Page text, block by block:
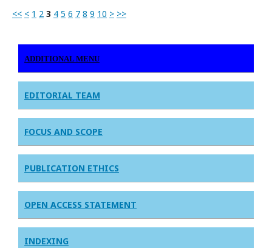
<< < 1 2 3 4 5 6 7 8 9 10 > >>
ADDITIONAL MENU
EDITORIAL TEAM
FOCUS AND SCOPE
PUBLICATION ETHICS
OPEN ACCESS STATEMENT
INDEXING